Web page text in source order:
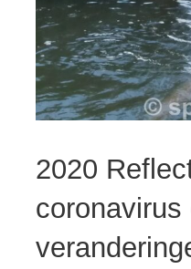
2020
coronavirus